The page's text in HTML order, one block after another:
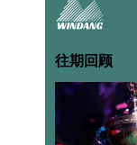
往期回顾